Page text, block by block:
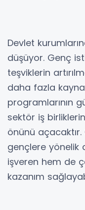
Devlet
düşüyor. Genç
teşviklerin
daha fazla
programlarının
sektör iş
önünü açacaktır.
gençlere yönelik
işveren hem de
kazanım